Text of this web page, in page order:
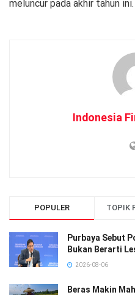
meluncur pada akhir tahun ini.
Indonesia
POPULER TOPIK
Purbaya Sebut
Bukan Berarti
2026-08-06
Beras Makin